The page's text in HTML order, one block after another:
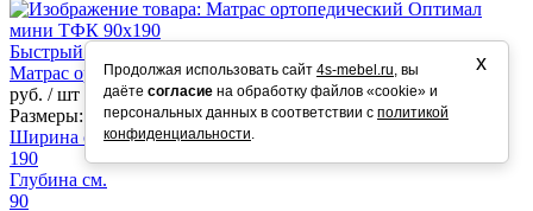
Быстрый просмотр
Матрас ортопедический Оптимал мини ТФК 90х190
10 990
руб. / шт
В корзину
Размеры:
Ширина см.
190
Глубина см.
90
Продолжая использовать сайт 4s-mebel.ru, вы
даёте согласие на обработку файлов «cookie» и
персональных данных в соответствии с политикой
конфиденциальности.
х